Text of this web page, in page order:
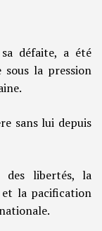
défaite, a été
sous la pression
sans lui depuis
des libertés, la
la pacification